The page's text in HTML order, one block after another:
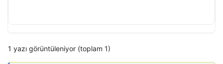
1 yazı görüntüleniyor (toplam 1)